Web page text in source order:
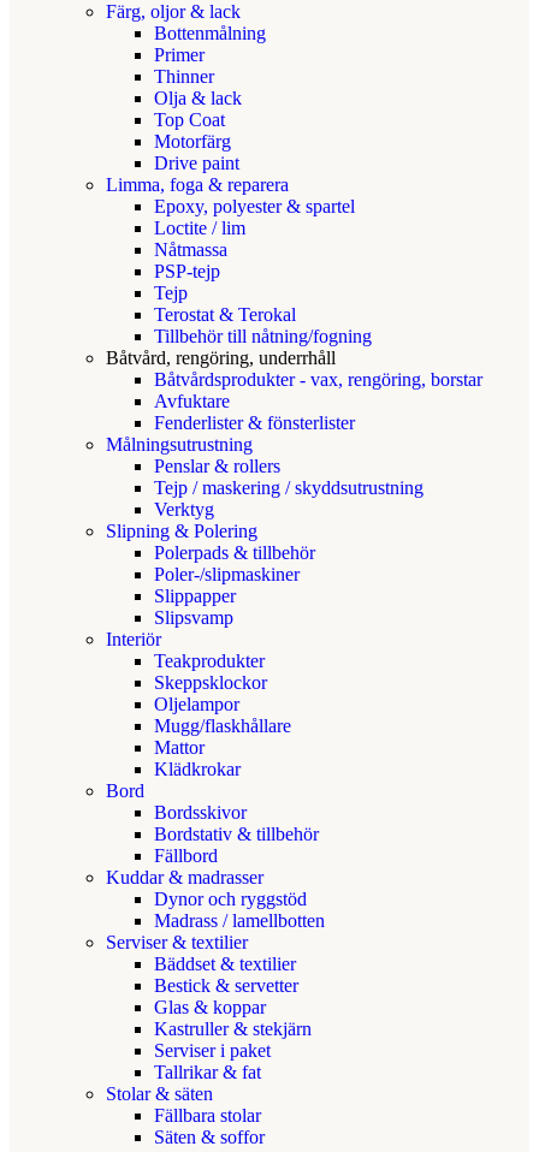
Färg, oljor & lack
Bottenmålning
Primer
Thinner
Olja & lack
Top Coat
Motorfärg
Drive paint
Limma, foga & reparera
Epoxy, polyester & spartel
Loctite / lim
Nåtmassa
PSP-tejp
Tejp
Terostat & Terokal
Tillbehör till nåtning/fogning
Båtvård, rengöring, underrhåll
Båtvårdsprodukter - vax, rengöring, borstar
Avfuktare
Fenderlister & fönsterlister
Målningsutrustning
Penslar & rollers
Tejp / maskering / skyddsutrustning
Verktyg
Slipning & Polering
Polerpads & tillbehör
Poler-/slipmaskiner
Slippapper
Slipsvamp
Interiör
Teakprodukter
Skeppsklockor
Oljelampor
Mugg/flaskhållare
Mattor
Klädkrokar
Bord
Bordsskivor
Bordstativ & tillbehör
Fällbord
Kuddar & madrasser
Dynor och ryggstöd
Madrass / lamellbotten
Serviser & textilier
Bäddset & textilier
Bestick & servetter
Glas & koppar
Kastruller & stekjärn
Serviser i paket
Tallrikar & fat
Stolar & säten
Fällbara stolar
Säten & soffor